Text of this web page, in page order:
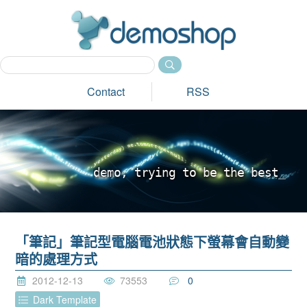
Contact RSS
demo, trying to be the best_
「筆記」筆記型電腦電池狀態下螢幕會自動變
暗的處理方式
2012-12-13 73553
0
Dark Template